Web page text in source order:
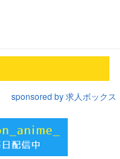
sponsored by 求人ボックス